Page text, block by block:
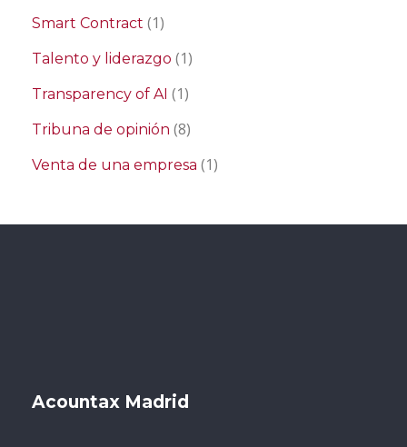
Smart Contract (1)
Talento y liderazgo (1)
Transparency of AI (1)
Tribuna de opinión (8)
Venta de una empresa (1)
Acountax Madrid